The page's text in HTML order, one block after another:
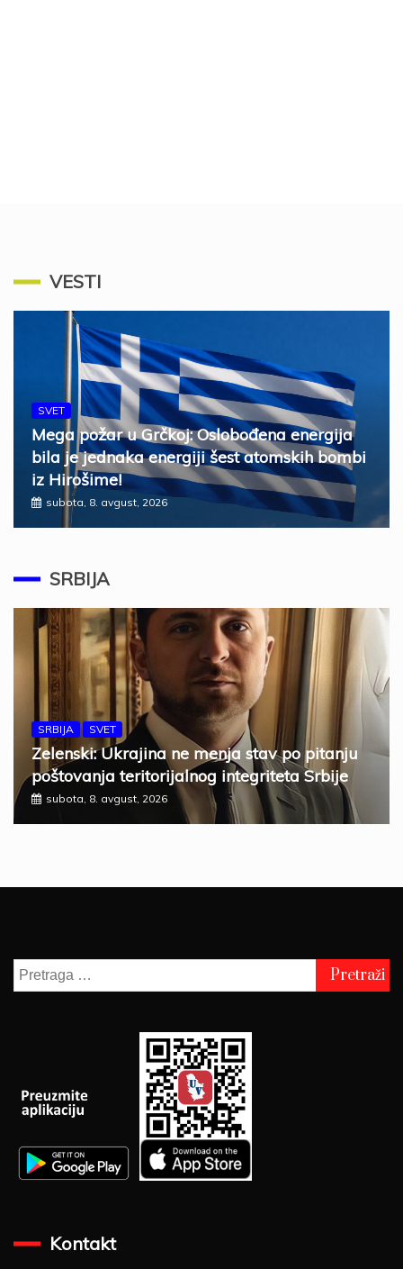
VESTI
SVET
Mega požar u Grčkoj: Oslobođena energija
bila je jednaka energiji šest atomskih bombi
iz Hirošime!
subota, 8. avgust, 2026
SRBIJA
SRBIJA SVET
Zelenski: Ukrajina ne menja stav po pitanju
poštovanja teritorijalnog integriteta Srbije
subota, 8. avgust, 2026
Pretraga
za:
Kontakt